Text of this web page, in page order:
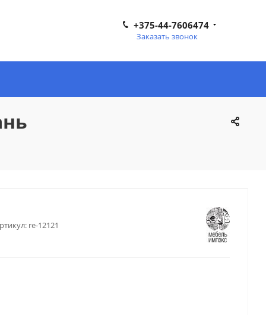
+375-44-7606474
Заказать звонок
re-12121